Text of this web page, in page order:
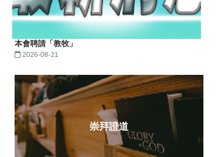
本會聘請「教牧」
2026-08-21
崇拜證道